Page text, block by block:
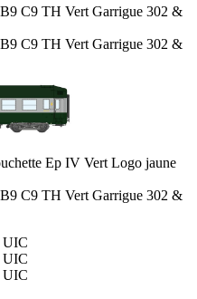
C9 TH Vert Garrigue 302 &
C9 TH Vert Garrigue 302 &
Ep IV Vert Logo jaune
C9 TH Vert Garrigue 302 &